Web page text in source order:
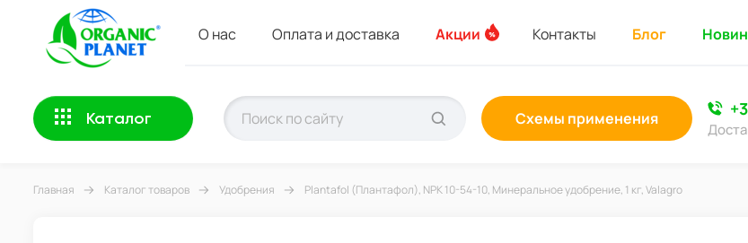
О нас Оплата и доставка Акции Контакты Блог
Каталог Схемы применения
Главная Каталог товаров Удобрения Plantafol (Плантафол), NPK 10-54-10, Минеральное удобрение, 1 кг, Valagro